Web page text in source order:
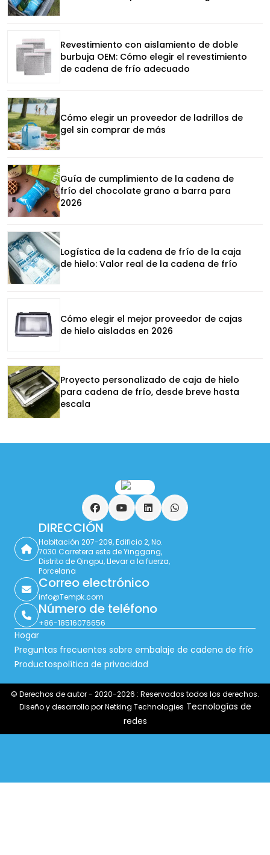
Revestimiento con aislamiento de doble
burbuja OEM: Cómo elegir el revestimiento
de cadena de frío adecuado
Cómo elegir un proveedor de ladrillos de
gel sin comprar de más
Guía de cumplimiento de la cadena de
frío del chocolate grano a barra para
2026
Logística de la cadena de frío de la caja
de hielo: Valor real de la cadena de frío
Cómo elegir el mejor proveedor de cajas
de hielo aisladas en 2026
Proyecto personalizado de caja de hielo
para cadena de frío, desde breve hasta
escala
FacebookYouTubeLinkedInWhatsApp
DIRECCIÓN
Habitación 207-209, Edificio 2, No.
7030 Carretera este de Yinggang,
Distrito de Qingpu, Llevar a la fuerza,
Porcelana
Correo electrónico
info@Tempk.com
Número de teléfono
+86-18516076656
Hogar
Preguntas frecuentes sobre embalaje de cadena de frío
Productospolítica de privacidad
© Derechos de autor - 2020-2026 : Reservados todos los derechos.
Diseño y desarrollo por Netking Technologies Tecnologías de
redes